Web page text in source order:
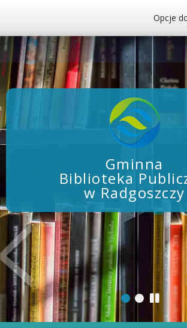
Opcje
Gminna
Biblioteka
w Radgoszczy